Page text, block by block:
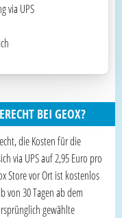
via UPS
BEI GEOX?
die Kosten für die
via UPS auf 2,95 Euro pro
Store vor Ort ist kostenlos
von 30 Tagen ab dem
gewählte